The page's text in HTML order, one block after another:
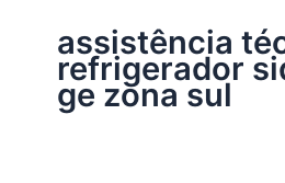
assistência
refrigerador
ge zona sul